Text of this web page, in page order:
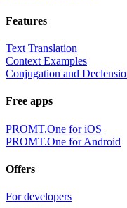
Features
Text Translation
Context Examples
Conjugation and
Free apps
PROMT.One for iOS
PROMT.One for Android
Offers
For developers